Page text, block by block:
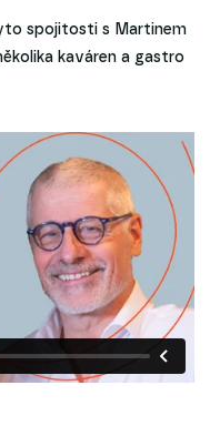
spojitosti s Martinem
kaváren a gastro